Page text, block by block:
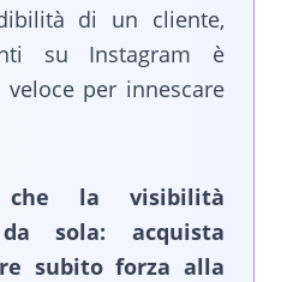
di un cliente,
su Instagram è
per innescare
che la visibilità
sola: acquista
subito forza alla